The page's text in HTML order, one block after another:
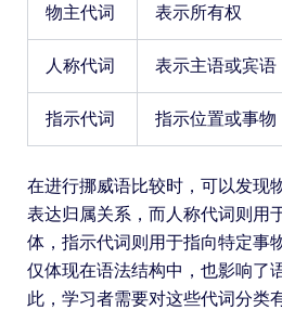
物主代词 表示所有权
人称代词 表示主语或宾语
指示代词 指示位置或事物
在进行挪威语比较时，可以发现
表达归属关系，而人称代词则用
体，指示代词则用于指向特定事
仅体现在语法结构中，也影响了
此，学习者需要对这些代词分类